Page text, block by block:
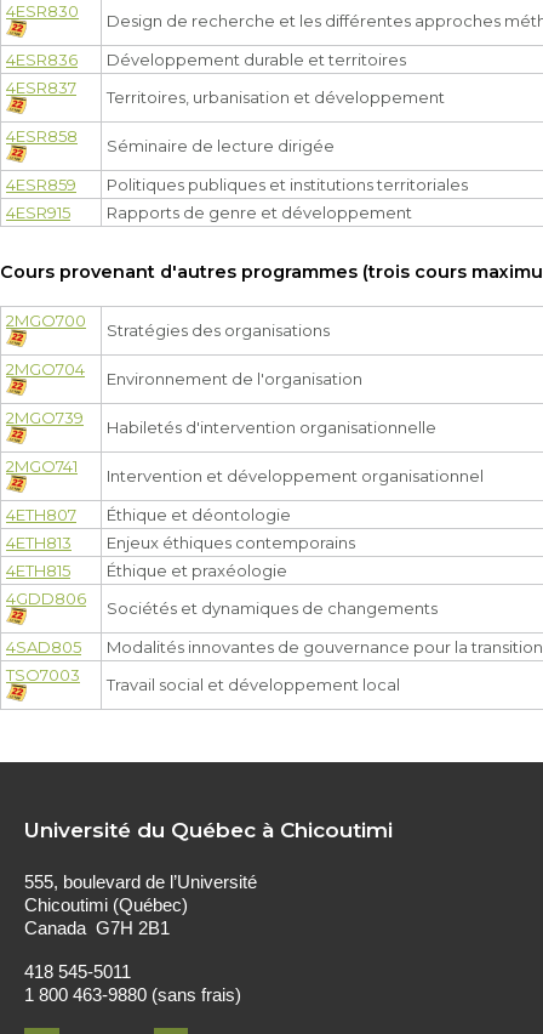
4ESR830
Design de recherche et les différentes approches
4ESR836
Développement durable et territoires
4ESR837
Territoires, urbanisation et développement
4ESR858
Séminaire de lecture dirigée
4ESR859
Politiques publiques et institutions territoriales
4ESR915
Rapports de genre et développement
Cours provenant d'autres programmes (trois cours
2MGO700
Stratégies des organisations
2MGO704
Environnement de l'organisation
2MGO739
Habiletés d'intervention organisationnelle
2MGO741
Intervention et développement organisationnel
4ETH807
Éthique et déontologie
4ETH813
Enjeux éthiques contemporains
4ETH815
Éthique et praxéologie
4GDD806
Sociétés et dynamiques de changements
4SAD805
Modalités innovantes de gouvernance pour la
TSO7003
Travail social et développement local
Université du Québec à Chicoutimi
555, boulevard de l’Université
Chicoutimi (Québec)
Canada G7H 2B1
418 545-5011
1 800 463-9880 (sans frais)